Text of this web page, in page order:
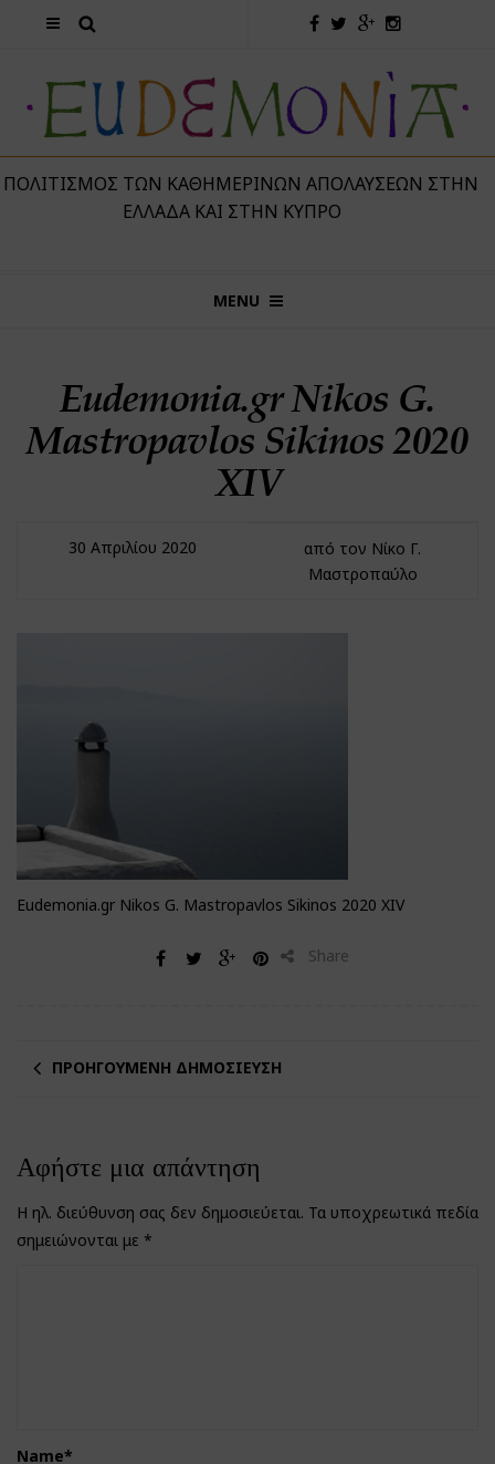
ΤΩΝ ΚΑΘΗΜΕΡΙΝΏΝ ΑΠΟΛΑΎΣΕΩΝ ΣΤΗΝ
ΕΛΛΆΔΑ ΚΑΙ ΣΤΗΝ ΚΎΠΡΟ
MENU
Eudemonia.gr Nikos G.
Mastropavlos Sikinos 2020
XIV
30 Απριλίου 2020
από τον Νίκο Γ.
Μαστροπαύλο
Eudemonia.gr Nikos G. Mastropavlos Sikinos 2020 XIV
Share
ΠΡΟΗΓΟΎΜΕΝΗ ΔΗΜΟΣΊΕΥΣΗ
Αφήστε μια απάντηση
Η ηλ. διεύθυνση σας δεν δημοσιεύεται. Τα υποχρεωτικά πεδία
σημειώνονται με *
Name*